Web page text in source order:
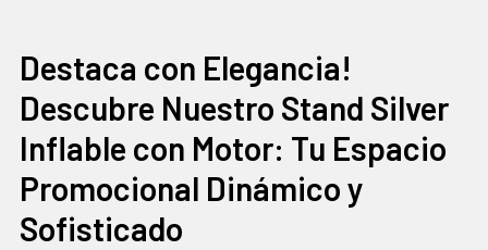
SELECCIONAR
TODO
SELECCIONADOS
AL CARRITO
Destaca con Elegancia!
Descubre Nuestro Stand Silver
Inflable con Motor: Tu Espacio
Promocional Dinámico y
Sofisticado